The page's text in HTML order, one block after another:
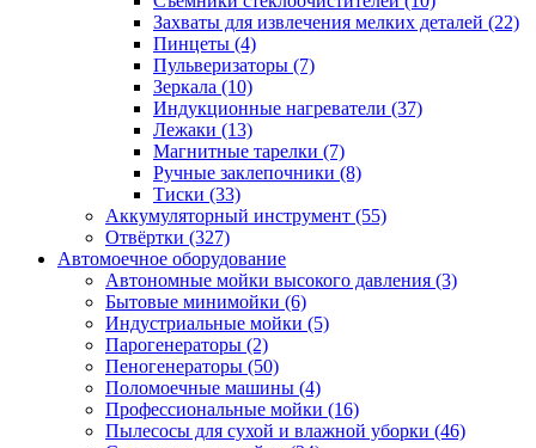
Захваты для извлечения мелких деталей (22)
Пинцеты (4)
Пульверизаторы (7)
Зеркала (10)
Индукционные нагреватели (37)
Лежаки (13)
Магнитные тарелки (7)
Ручные заклепочники (8)
Тиски (33)
Аккумуляторный инструмент (55)
Отвёртки (327)
Автомоечное оборудование
Автономные мойки высокого давления (3)
Бытовые минимойки (6)
Индустриальные мойки (5)
Парогенераторы (2)
Пеногенераторы (50)
Поломоечные машины (4)
Профессиональные мойки (16)
Пылесосы для сухой и влажной уборки (46)